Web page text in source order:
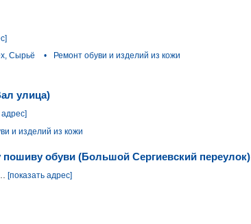
Сырьё •
Ремонт обуви и изделий из кожи
улица)
адрес]
и изделий из кожи
обуви (Большой Сергиевский переулок)
[показать адрес]